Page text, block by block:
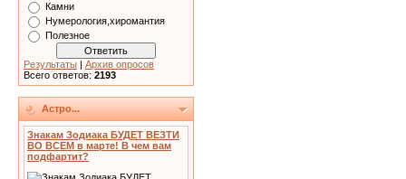
Камни
Нумерология,хиромантия
Полезное
Результаты | Архив опросов
Всего ответов: 2193
Астро...
Знакам Зодиака БУДЕТ ВЕЗТИ
ВО ВСЕМ в марте! В чем вам
подфартит?